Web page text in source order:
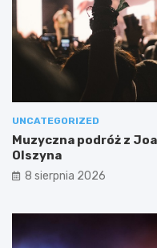
UNCATEGORIZED
Muzyczna podróż z
Olszyna
8 sierpnia 2026